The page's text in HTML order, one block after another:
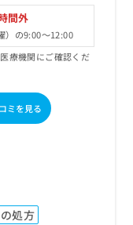
間外
）の9:00～12:00
療機関にご確認くだ
ミを見る
処方